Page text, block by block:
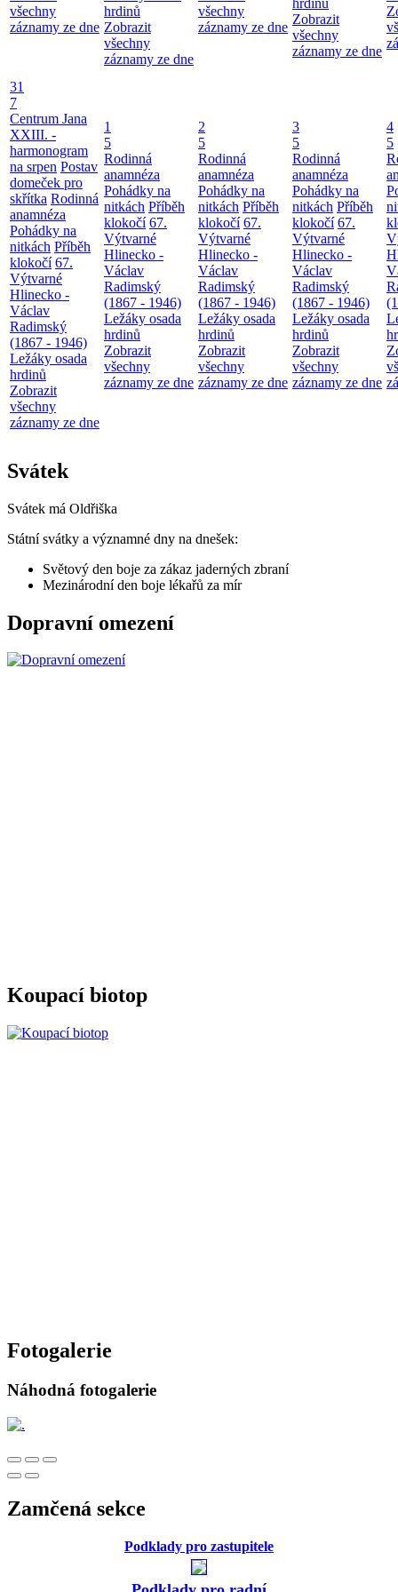
všechny
záznamy ze dne
hrdinů
Zobrazit
všechny
záznamy ze dne
všechny
záznamy ze dne
Zobrazit
všechny
záznamy ze dne
31
7
Centrum Jana
XXIII. -
harmonogram
na srpen Postav
domeček pro
skřítka Rodinná
anamnéza
Pohádky na
nitkách Příběh
klokočí 67.
Výtvarné
Hlinecko -
Václav
Radimský
(1867 - 1946)
Ležáky osada
hrdinů
Zobrazit
všechny
záznamy ze dne
1
5
Rodinná
anamnéza
Pohádky na
nitkách Příběh
klokočí 67.
Výtvarné
Hlinecko -
Václav
Radimský
(1867 - 1946)
Ležáky osada
hrdinů
Zobrazit
všechny
záznamy ze dne
2
5
Rodinná
anamnéza
Pohádky na
nitkách Příběh
klokočí 67.
Výtvarné
Hlinecko -
Václav
Radimský
(1867 - 1946)
Ležáky osada
hrdinů
Zobrazit
všechny
záznamy ze dne
3
5
Rodinná
anamnéza
Pohádky na
nitkách Příběh
klokočí 67.
Výtvarné
Hlinecko -
Václav
Radimský
(1867 - 1946)
Ležáky osada
hrdinů
Zobrazit
všechny
záznamy ze dne
4
5
Svátek
Svátek má Oldřiška
Státní svátky a významné dny na dnešek:
Světový den boje za zákaz jaderných zbraní
Mezinárodní den boje lékařů za mír
Dopravní omezení
Koupací biotop
Fotogalerie
Náhodná fotogalerie
Zamčená sekce
Podklady pro zastupitele